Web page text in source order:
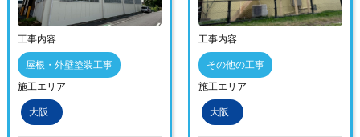
工事内容
屋根・外壁塗装工事
施工エリア
大阪
工事内容
その他の工事
施工エリア
大阪